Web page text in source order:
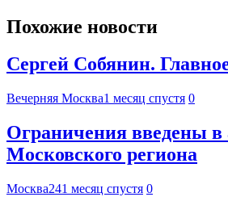
Похожие новости
Сергей Собянин.
Вечерняя Москва1 месяц спустя 0
Ограничения введены в
Московского региона
Москва241 месяц спустя 0